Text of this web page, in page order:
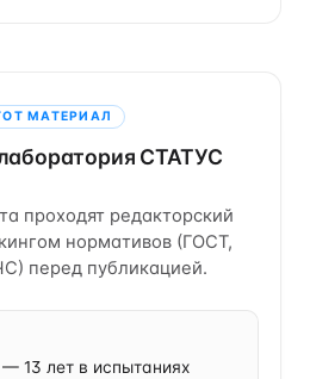
МАТЕРИАЛ
СТАТУС
проходят редакторский
нормативов (ГОСТ,
перед публикацией.
13 лет в испытаниях